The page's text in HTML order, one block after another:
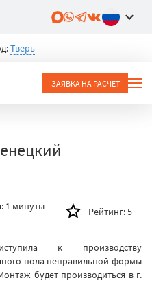
Тверь
ЗАЯВКА НА РАСЧЁТ
1 минуты Рейтинг:5
к производству
пола неправильной формы
будет производиться в г.